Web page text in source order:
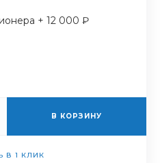
+ 12 000 ₽
В КОРЗИНУ
В 1 КЛИК